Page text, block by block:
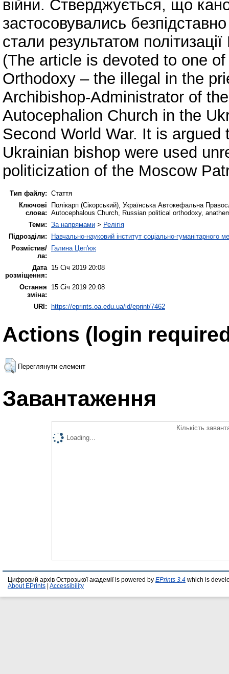
війни. Стверджується, що
застосовувались безпідставно
стали результатом
(The article is devoted to one
Orthodoxy – the illegal in the
Archibishop-Administrator of the
Autocephalion Church in the
Second World War. It is
Ukrainian bishop were used
politicization of the Moscow
Тип файлу: Стаття
Ключові
слова:
Полікарп (Сікорський), Українська Автокефальна
Autocephalous Church, Russian political orthodoxy,
Теми: За напрямами > Релігія
Підрозділи:
Навчально-науковий інститут соціально-гуманітарного
Розмістив/
ла:
Галина Цеп'юк
Дата
розміщення:
15 Січ 2019 20:08
Остання
зміна:
15 Січ 2019 20:08
URI: https://eprints.oa.edu.ua/id/eprint/7462
Actions (login
Переглянути елемент
Завантаження
Кількість
Loading...
Цифровий архів Острозької академії is powered by EPrints 3.4 which is
About EPrints
Accessibility